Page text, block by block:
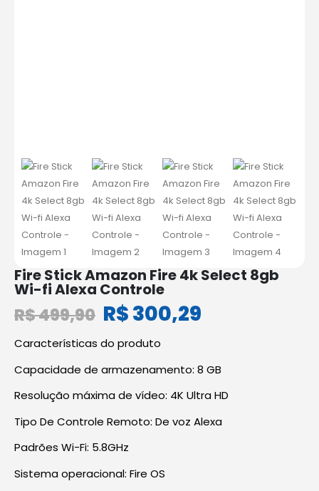
Fire Stick Amazon Fire 4k Select 8gb
Wi-fi Alexa Controle
R$499,90 R$300,29
Características do produto
Capacidade de armazenamento: 8 GB
Resolução máxima de vídeo: 4K Ultra HD
Tipo De Controle Remoto: De voz Alexa
Padrões Wi-Fi: 5.8GHz
Sistema operacional: Fire OS